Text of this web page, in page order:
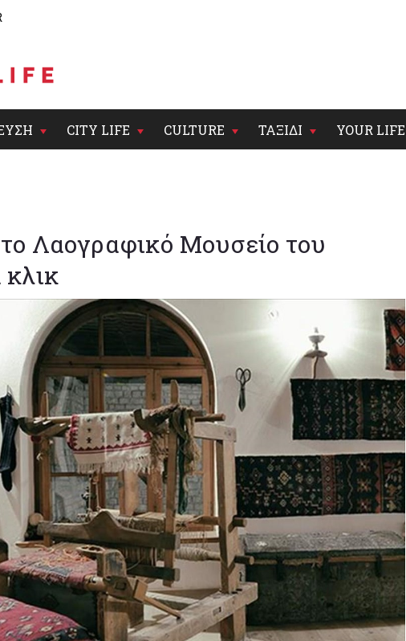
CITY LIFE CULTURE ΤΑΞΙΔΙ YOUR LIFE
Λαογραφικό Μουσείο του